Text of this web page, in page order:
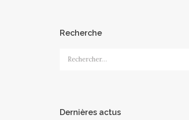
Recherche
Rechercher :
Dernières actus